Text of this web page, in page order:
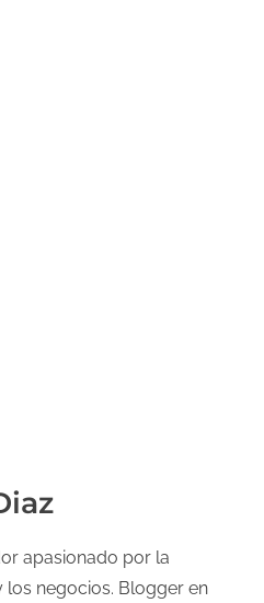
apasionado por la
negocios. Blogger en